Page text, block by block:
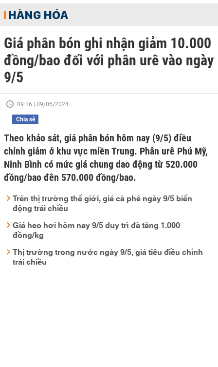
HÀNG HÓA
Giá phân bón ghi nhận giảm 10.000
đồng/bao đối với phân urê vào ngày
9/5
09:16 | 09/05/2024
Chia sẻ
Theo khảo sát, giá phân bón hôm nay (9/5) điều
chỉnh giảm ở khu vực miền Trung. Phân urê Phú Mỹ,
Ninh Bình có mức giá chung dao động từ 520.000
đồng/bao đên 570.000 đồng/bao.
Trên thị trường thế giới, giá cà phê ngày 9/5 biến
động trái chiều
Giá heo hơi hôm nay 9/5 duy trì đà tăng 1.000
đồng/kg
Thị trường trong nước ngày 9/5, giá tiêu điều chỉnh
trái chiều